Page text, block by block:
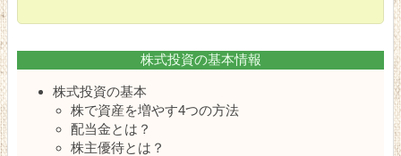
株式投資の基本情報
株式投資の基本
株で資産を増やす4つの方法
配当金とは？
株主優待とは？